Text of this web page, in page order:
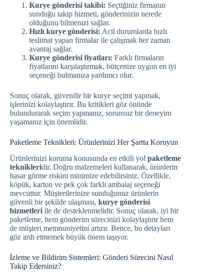
Kurye gönderisi takibi: Seçtiğiniz firmanın
sunduğu takip hizmeti, gönderinizin nerede
olduğunu bilmenizi sağlar.
Hızlı kurye gönderisi: Acil durumlarda hızlı
teslimat yapan firmalar ile çalışmak her zaman
avantaj sağlar.
Kurye gönderisi fiyatları: Farklı firmaların
fiyatlarını karşılaştırmak, bütçenize uygun en iyi
seçeneği bulmanıza yardımcı olur.
Sonuç olarak, güvenilir bir kurye seçimi yapmak,
işlerinizi kolaylaştırır. Bu kritikleri göz önünde
bulundurarak seçim yapmanız, sorunsuz bir deneyim
yaşamanız için önemlidir.
Paketleme Teknikleri: Ürünlerinizi Her Şartta Koruyun
Ürünlerinizi koruma konusunda en etkili yol paketleme
teknikleridir. Doğru malzemeleri kullanarak, ürünlerin
hasar görme riskini minimize edebilirsiniz. Özellikle,
köpük, karton ve pek çok farklı ambalaj seçeneği
mevcuttur. Müşterilerinize sunduğunuz ürünlerin
güvenli bir şekilde ulaşması, kurye gönderisi
hizmetleri ile de desteklenmelidir. Sonuç olarak, iyi bir
paketleme, hem gönderim sürecinizi kolaylaştırır hem
de müşteri memnuniyetini artırır. Bence, bu detayları
göz ardı etmemek büyük önem taşıyor.
İzleme ve Bildirim Sistemleri: Gönderi Sürecini Nasıl
Takip Edersiniz?